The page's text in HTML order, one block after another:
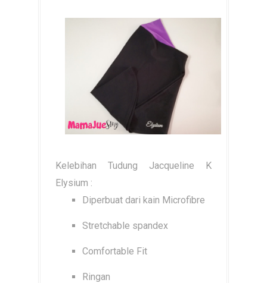
Kelebihan Tudung Jacqueline K
Elysium :
Diperbuat dari kain Microfibre
Stretchable spandex
Comfortable Fit
Ringan